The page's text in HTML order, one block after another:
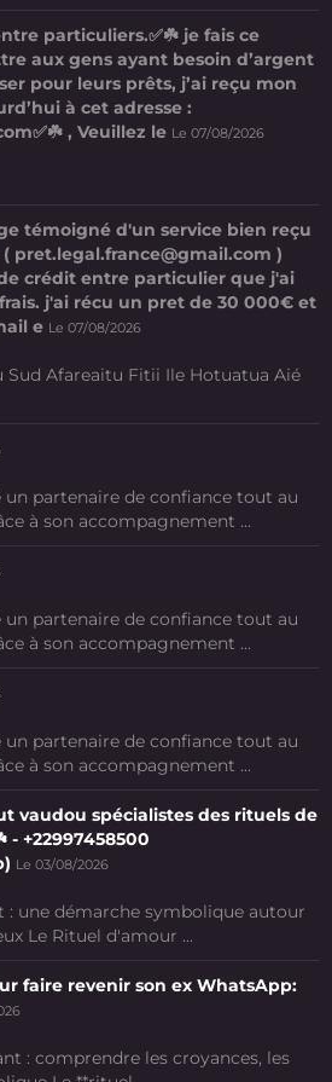
particuliers.✅☘️ je fais ce
aux gens ayant besoin d’argent
pour leurs prêts, j’ai reçu mon
à cet adresse :
, Veuillez le Le 07/08/2026
témoigné d'un service bien reçu
pret.legal.france@gmail.com )
crédit entre particulier que j'ai
j'ai récu un pret de 30 000€ et
e Le 07/08/2026
Sud Afareaitu Fitii Ile Hotuatua Aié
un partenaire de confiance tout au
à son accompagnement ...
un partenaire de confiance tout au
à son accompagnement ...
un partenaire de confiance tout au
à son accompagnement ...
vaudou spécialistes des rituels de
+22997458500
Le 03/08/2026
: une démarche symbolique autour
Le Rituel d'amour ...
faire revenir son ex WhatsApp:
: comprendre les croyances, les